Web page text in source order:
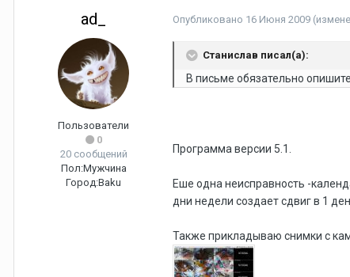
ad_
Пользователи
0
20 сообщений
Пол:Мужчина
Город:Baku
Опубликовано 16 Июня 2009
Станислав писал(а):
В письме обязательно
Программа версии 5.1.
Еше одна неисправность -
дни недели создает сдвиг в 1
Также прикладываю снимки с